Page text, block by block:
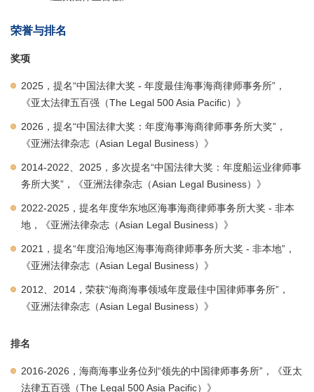
荣誉与排名
奖项
2025，提名“中国法律大奖 - 年度最佳海事海商律师事务所”，
《亚太法律五百强（The Legal 500 Asia Pacific）》
2026，提名“中国法律大奖：年度海事海商律师事务所大奖”，
《亚洲法律杂志（Asian Legal Business）》
2014-2022、2025，多次提名“中国法律大奖：年度船运业律师事
务所大奖”，《亚洲法律杂志（Asian Legal Business）》
2022-2025，提名年度华东地区海事海商律师事务所大奖 - 非本
地，《亚洲法律杂志（Asian Legal Business）》
2021，提名“年度沿海地区海事海商律师事务所大奖 - 非本地”，
《亚洲法律杂志（Asian Legal Business）》
2012、2014，荣获“海商海事领域年度最佳中国律师事务所”，
《亚洲法律杂志（Asian Legal Business）》
排名
2016-2026，海商海事业务位列“领先的中国律师事务所”，《亚太
法律五百强（The Legal 500 Asia Pacific）》